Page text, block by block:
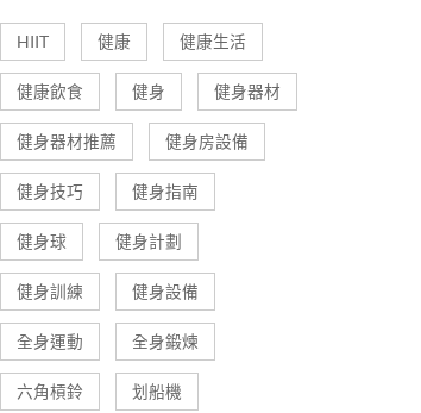
HIIT 健康 健康生活
健康飲食 健身 健身器材
健身器材推薦 健身房設備
健身技巧 健身指南
健身球 健身計劃
健身訓練 健身設備
全身運動 全身鍛煉
六角槓鈴 划船機